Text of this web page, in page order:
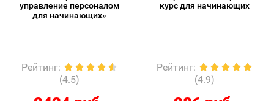
управление персоналом
для начинающих»
Рейтинг:
(4.5)
курс для начинающих
Рейтинг:
(4.9)